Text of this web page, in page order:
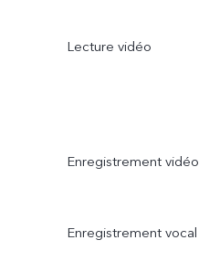
Lecture vidéo
Enregistrement vidéo
Enregistrement vocal